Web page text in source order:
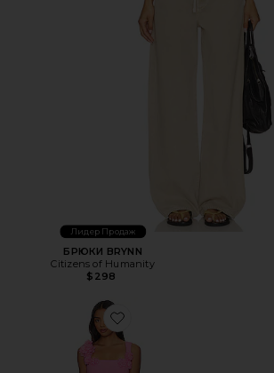
Лидер Продаж
БРЮКИ BRYNN
Citizens of Humanity
$298
Favorite МИНИ ПЛАТЬЕ TROMPE